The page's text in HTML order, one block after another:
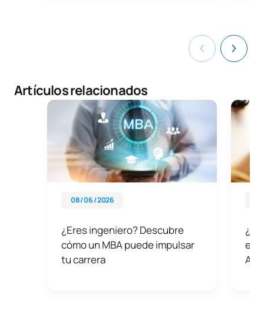
Artículos relacionados
08 / 06 / 2026
¿Eres ingeniero? Descubre
cómo un MBA puede impulsar
tu carrera